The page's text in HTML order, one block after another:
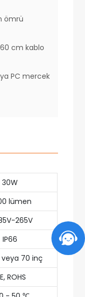
ömrü
60 cm kablo
PC mercek
30W
lümen
265V
IP66
70 inç
ROHS